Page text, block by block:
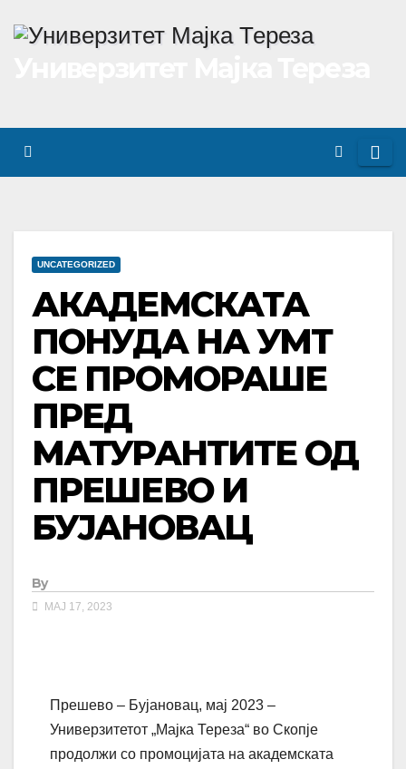
UNCATEGORIZED
АКАДЕМСКАТА
ПОНУДА НА УМТ
СЕ ПРОМОРАШЕ
ПРЕД
МАТУРАНТИТЕ ОД
ПРЕШЕВО И
БУЈАНОВАЦ
By
МАЈ 17, 2023
Прешево – Бујановац, мај 2023 –
Универзитетот „Мајка Тереза“ во Скопје
продолжи со промоцијата на академската